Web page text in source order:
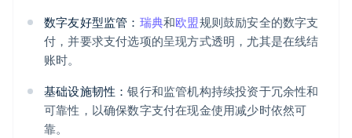
数字友好型监管： 瑞典和欧盟规则鼓励安全的数字支
付，并要求支付选项的呈现方式透明，尤其是在线结
账时。
基础设施韧性：银行和监管机构持续投资于冗余性和
可靠性，以确保数字支付在现金使用减少时依然可
靠。